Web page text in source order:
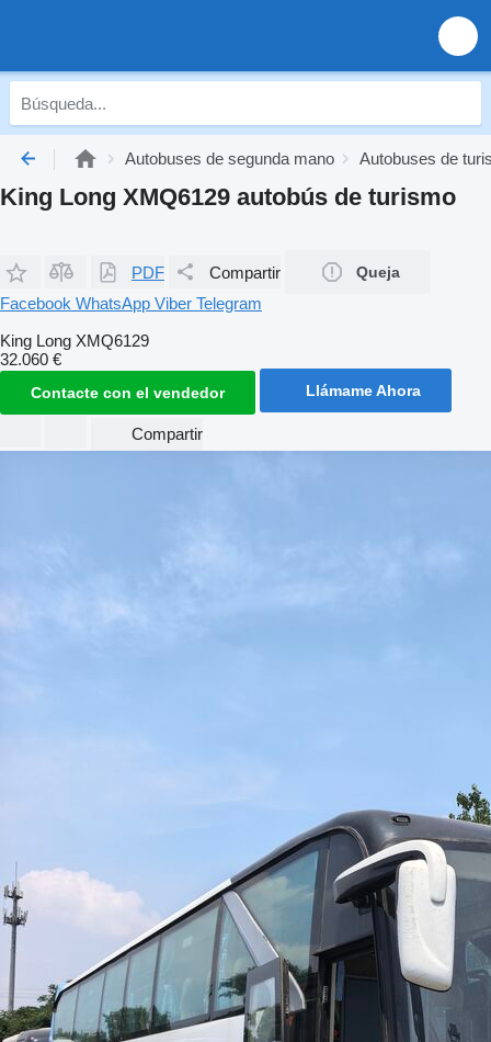
Autobuses de segunda mano Autobuses de
King Long XMQ6129 autobús de turismo
PDF Compartir Queja
Facebook WhatsApp Viber Telegram
King Long XMQ6129
32.060 €
Contacte con el vendedor Llámame Ahora
Compartir